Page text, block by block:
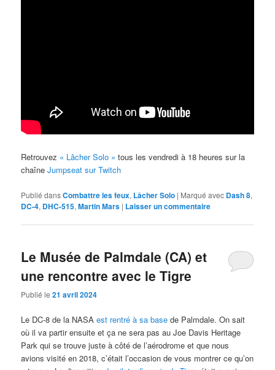
Retrouvez « Lâcher Solo » tous les vendredi à 18 heures sur la
chaîneJumpseat sur Twitch
Publié dansCombattre les feux, Lâcher Solo | Marqué avec Dash 8,
DC-4, DHC-515,Martin Mars | Laisser un commentaire
Le Musée de Palmdale (CA) et
une rencontre avec le Tigre
Publié le21 avril 2024
Le DC-8 de la NASAest rentré à sa base de Palmdale. On sait
où il va partir ensuite et ça ne sera pas au Joe Davis Heritage
Park qui se trouve juste à côté de l’aérodrome et que nous
avions visité en 2018, c’était l’occasion de vous montrer ce qu’on